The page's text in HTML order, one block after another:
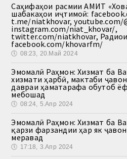
Саҳифаҳои расмии АМИТ
шабакаҳои иҷтимоӣ:
t.me/niatkhovar, youtube.com/
instagram.com/niat_khovar/,
twitter.com/niatkhovar,
facebook.com/khovarfm/
🕔 08:23, 20.Май 2024
Эмомалӣ Раҳмон: Хизмат ба
хизмати ҳарбӣ, мактаби
давраи ҳаматарафа обутоб
мебошад
🕔 08:24, 5.Апр 2024
Эмомалӣ Раҳмон: Хизмат ба
қарзи фарзандии ҳар як
меравад
🕔 17:18, 3.Апр 2024